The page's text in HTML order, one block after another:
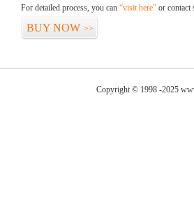
For detailed process, you can “visit here” or contact
BUY NOW >>
Copyright © 1998 -2025